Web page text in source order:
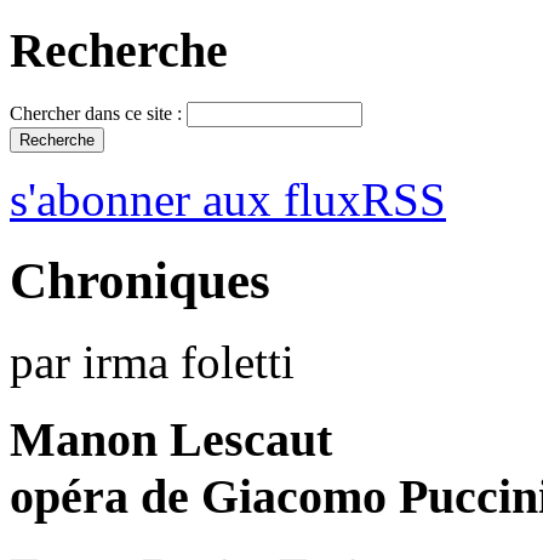
Recherche
Chercher dans ce site :
s'abonner aux fluxRSS
Chroniques
par irma foletti
Manon Lescaut
opéra de Giacomo